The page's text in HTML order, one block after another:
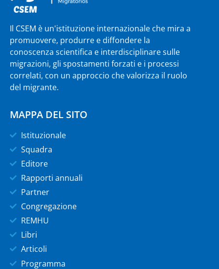
Il CSEM è un'istituzione internazionale che mira a
promuovere, produrre e diffondere la
conoscenza scientifica e interdisciplinare sulle
migrazioni, gli spostamenti forzati e i processi
correlati, con un approccio che valorizza il ruolo
del migrante.
MAPPA DEL SITO
Istituzionale
Squadra
Editore
Rapporti annuali
Partner
Congregazione
REMHU
Libri
Articoli
Programma